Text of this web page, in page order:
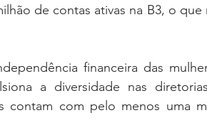
de contas ativas na B3, o que
financeira das
a diversidade nas
contam com pelo menos uma